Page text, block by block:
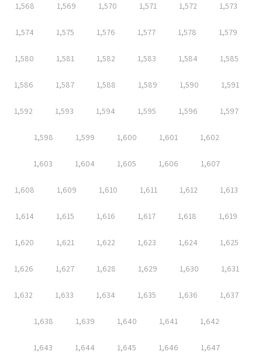
1,568 1,569 1,570 1,571 1,572 1,573
1,574 1,575 1,576 1,577 1,578 1,579
1,580 1,581 1,582 1,583 1,584 1,585
1,586 1,587 1,588 1,589 1,590 1,591
1,592 1,593 1,594 1,595 1,596 1,597
1,598 1,599 1,600 1,601 1,602
1,603 1,604 1,605 1,606 1,607
1,608 1,609 1,610 1,611 1,612 1,613
1,614 1,615 1,616 1,617 1,618 1,619
1,620 1,621 1,622 1,623 1,624 1,625
1,626 1,627 1,628 1,629 1,630 1,631
1,632 1,633 1,634 1,635 1,636 1,637
1,638 1,639 1,640 1,641 1,642
1,643 1,644 1,645 1,646 1,647